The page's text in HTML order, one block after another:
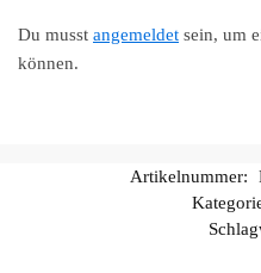
Du musst angemeldet sein, um
können.
Artikelnummer: